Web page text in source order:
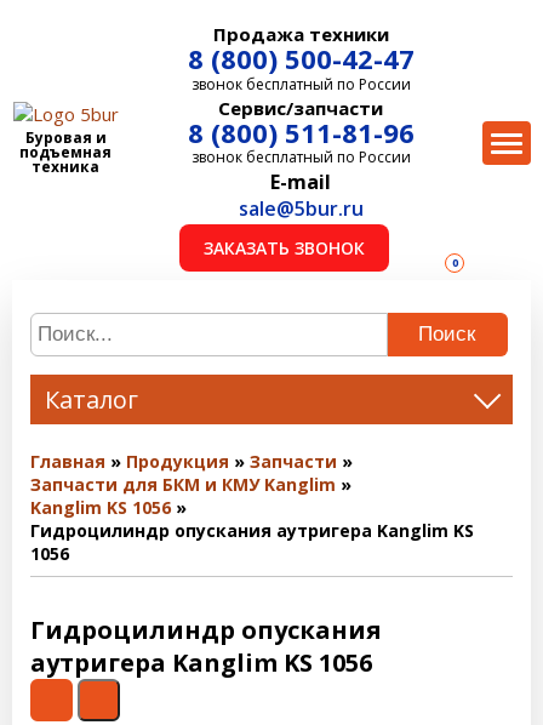
Буровая и
подъемная
техника
Продажа техники
8 (800) 500-42-47
звонок бесплатный по России
Сервис/запчасти
8 (800) 511-81-96
звонок бесплатный по России
E-mail
sale@5bur.ru
ЗАКАЗАТЬ ЗВОНОК
0
Поиск
Каталог
Главная Продукция
Запчасти
Запчасти для БКМ и КМУ Kanglim
Kanglim KS 1056
Гидроцилиндр опускания аутригера Kanglim KS
1056
Гидроцилиндр опускания
аутригера Kanglim KS 1056